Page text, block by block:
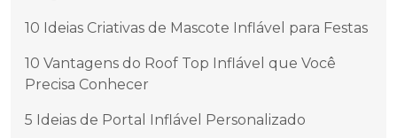
10 Ideias Criativas de Mascote Inflável para Festas
10 Vantagens do Roof Top Inflável que Você
Precisa Conhecer
5 Ideias de Portal Inflável Personalizado